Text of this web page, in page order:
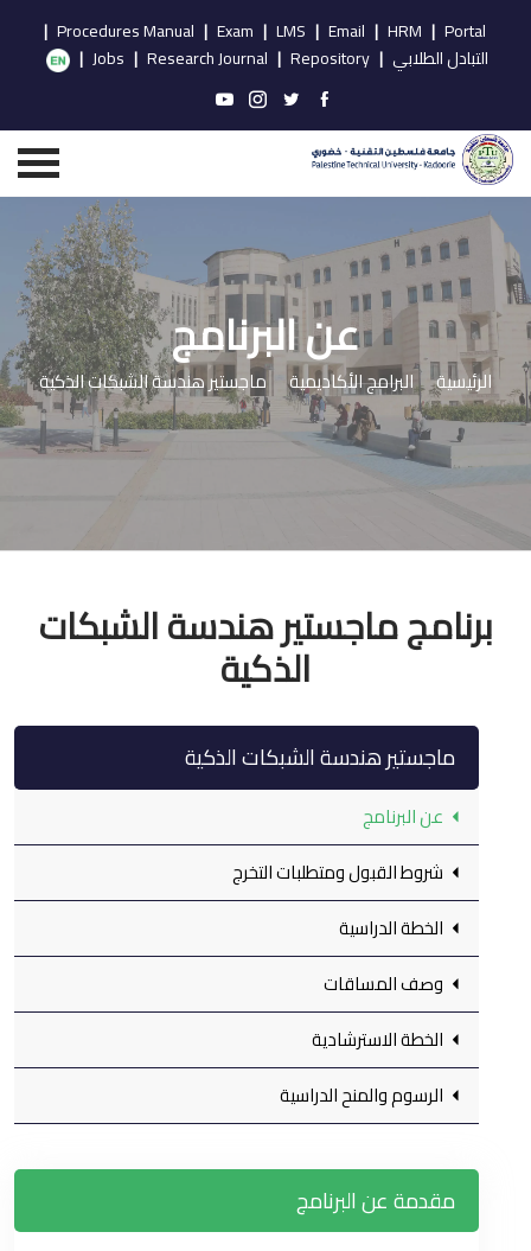
Portal
|
HRM
|
Email
|
LMS
|
Exam
|
Procedures Manual
|
التبادل الطلابي |
Repository
|
Research Journal
|
Jobs
|
عن البرنامج
الرئيسية البرامج الأكاديمية ماجستير هندسة الشبكات الذكية
برنامج ماجستير هندسة الشبكات
الذكية
ماجستير هندسة الشبكات الذكية
عن البرنامج
شروط القبول ومتطلبات التخرج
الخطة الدراسية
وصف المساقات
الخطة الاسترشادية
الرسوم والمنح الدراسية
مقدمة عن البرنامج